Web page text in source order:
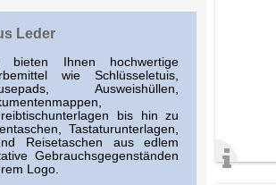
Leder
bieten Ihnen hochwertige
wie Schlüsseletuis,
Ausweishüllen,
bis hin zu
Tastaturunterlagen,
Reisetaschen aus edlem
Gebrauchsgegenständen
Logo.